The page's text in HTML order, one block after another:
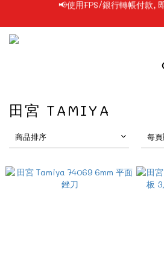
📢凡購物滿$199 順豐自提
📢凡購物滿$199 順豐自提
📢使用FPS/銀行轉帳付款,
田宮 TAMIYA
商品排序 每